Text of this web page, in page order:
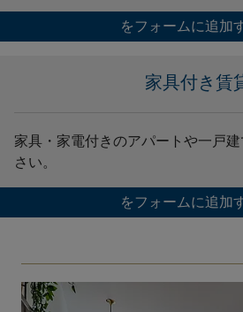
をフォームに追加
家具付き賃
家具・家電付きのアパートや一戸
さい。
をフォームに追加